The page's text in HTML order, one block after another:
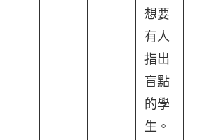
想要
有人
指出
盲點
的學
生。